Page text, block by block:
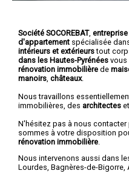
Société SOCOREBAT,
d'appartement spécialisée
intérieurs et extérieurstout
dans les Hautes-Pyrénées vous
rénovation immobilière de
manoirs châteaux.
Nous travaillons
immobilières, des architectes
N'hésitez pas à nous
sommes à votre disposition
rénovation immobilière
Nous intervenons aussi dans
Lourdes, Bagnères-de-Bigorre,